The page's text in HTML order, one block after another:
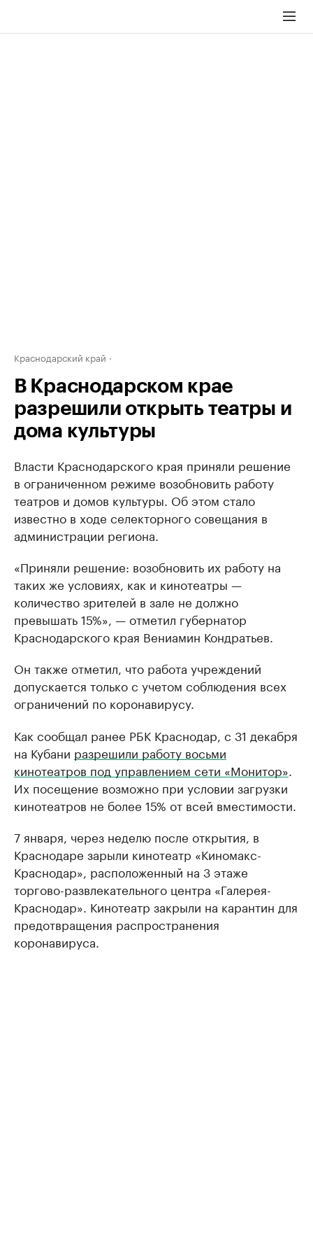
Краснодарский край
В Краснодарском крае
разрешили открыть театры и
дома культуры
Власти Краснодарского края приняли решение
в ограниченном режиме возобновить работу
театров и домов культуры. Об этом стало
известно в ходе селекторного совещания в
администрации региона.
«Приняли решение: возобновить их работу на
таких же условиях, как и кинотеатры —
количество зрителей в зале не должно
превышать 15%», — отметил губернатор
Краснодарского края Вениамин Кондратьев.
Он также отметил, что работа учреждений
допускается только с учетом соблюдения всех
ограничений по коронавирусу.
Как сообщал ранее РБК Краснодар, с 31 декабря
на Кубани разрешили работу восьми
кинотеатров под управлением сети «Монитор»
Их посещение возможно при условии загрузки
кинотеатров не более 15% от всей вместимости.
7 января, через неделю после открытия, в
Краснодаре зарыли кинотеатр «Киномакс-
Краснодар», расположенный на 3 этаже
торгово-развлекательного центра «Галерея-
Краснодар». Кинотеатр закрыли на карантин для
предотвращения распространения
коронавируса.